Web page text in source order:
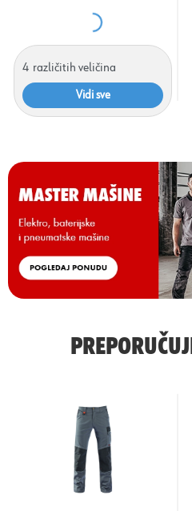
4 različitih veličina
Vidi sve